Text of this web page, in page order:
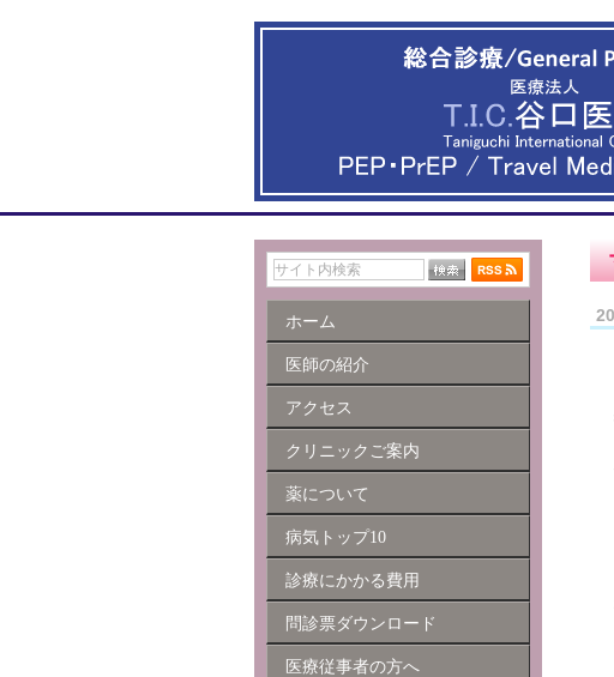
ホーム
医師の紹介
アクセス
クリニックご案内
薬について
病気トップ10
診療にかかる費用
問診票ダウンロード
医療従事者の方へ